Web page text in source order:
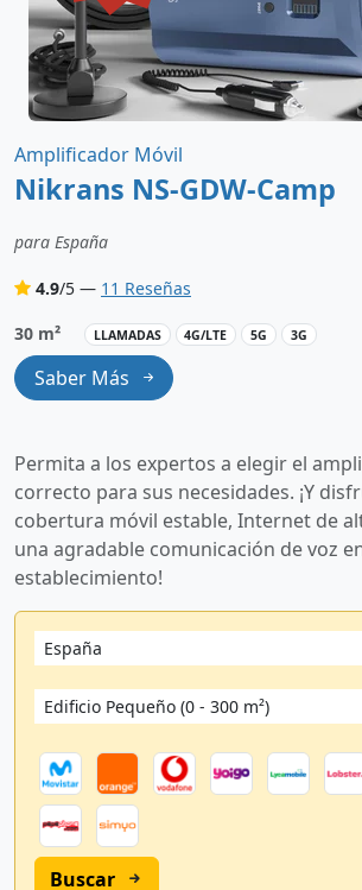
Amplificador Móvil
Nikrans NS-GDW-Camp
para España
4.9/5 — 11 Reseñas
30 m²
LLAMADAS 4G/LTE 5G 3G
Saber Más
Permita a los expertos a elegir el
correcto para sus necesidades. ¡Y
cobertura móvil estable, Internet de
una agradable comunicación de voz
establecimiento!
Buscar